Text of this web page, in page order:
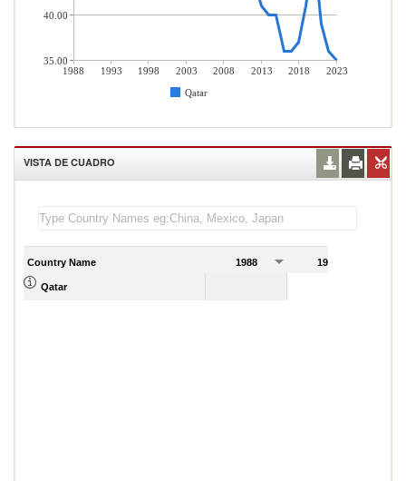
1988 1993 1998 2003 2008 2013 2018
2023
Qatar
40.00
35.00
VISTA DE CUADRO
Country Name 1988 1989
Qatar